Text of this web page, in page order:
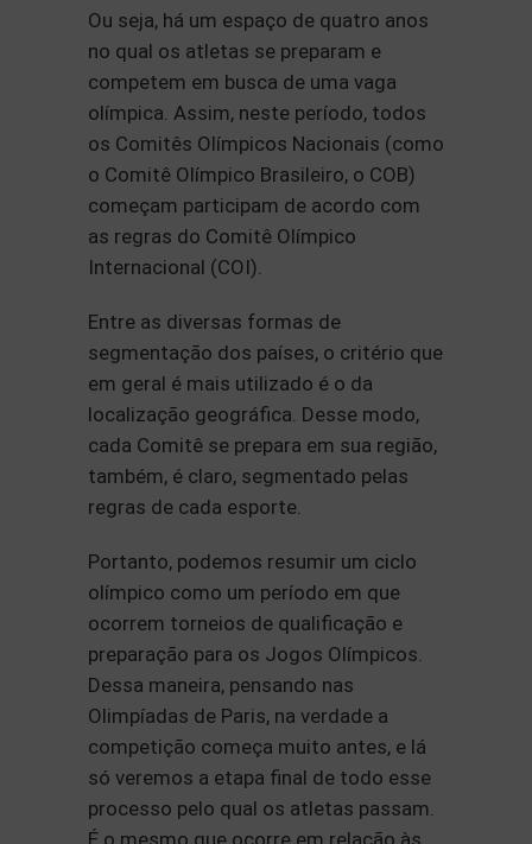
Ou seja, há um espaço de quatro anos
no qual os atletas se preparam e
competem em busca de uma vaga
olímpica. Assim, neste período, todos
os Comitês Olímpicos Nacionais (como
o Comitê Olímpico Brasileiro, o COB)
começam participam de acordo com
as regras do Comitê Olímpico
Internacional (COI).
Entre as diversas formas de
segmentação dos países, o critério que
em geral é mais utilizado é o da
localização geográfica. Desse modo,
cada Comitê se prepara em sua região,
também, é claro, segmentado pelas
regras de cada esporte.
Portanto, podemos resumir um ciclo
olímpico como um período em que
ocorrem torneios de qualificação e
preparação para os Jogos Olímpicos.
Dessa maneira, pensando nas
Olimpíadas de Paris, na verdade a
competição começa muito antes, e lá
só veremos a etapa final de todo esse
processo pelo qual os atletas passam.
É o mesmo que ocorre em relação às